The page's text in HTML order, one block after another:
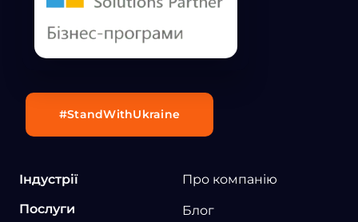
Індустрії
Послуги
Про компанію
Блог
#StandWithUkraine